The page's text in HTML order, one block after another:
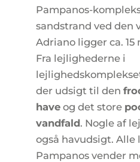
Pampanos-
sandstrand ved den
Adriano ligger ca.
Fra lejlighederne i
der udsigt til den
have og det store
vandfald. Nogle af
også havudsigt. Alle
Pampanos vender